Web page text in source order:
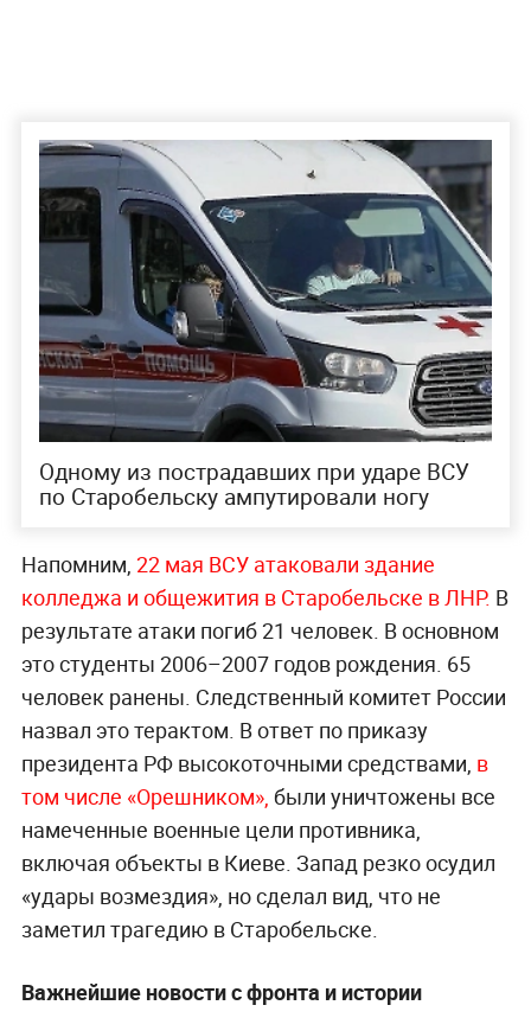
Одному из пострадавших при ударе ВСУ
по Старобельску ампутировали ногу
Напомним, 22 мая ВСУ атаковали здание
колледжа и общежития в Старобельске в ЛНР. В
результате атаки погиб 21 человек. В основном
это студенты 2006–2007 годов рождения. 65
человек ранены. Следственный комитет России
назвал это терактом. В ответ по приказу
президента РФ высокоточными средствами, в
том числе «Орешником», были уничтожены все
намеченные военные цели противника,
включая объекты в Киеве. Запад резко осудил
«удары возмездия», но сделал вид, что не
заметил трагедию в Старобельске.
Важнейшие новости с фронта и истории